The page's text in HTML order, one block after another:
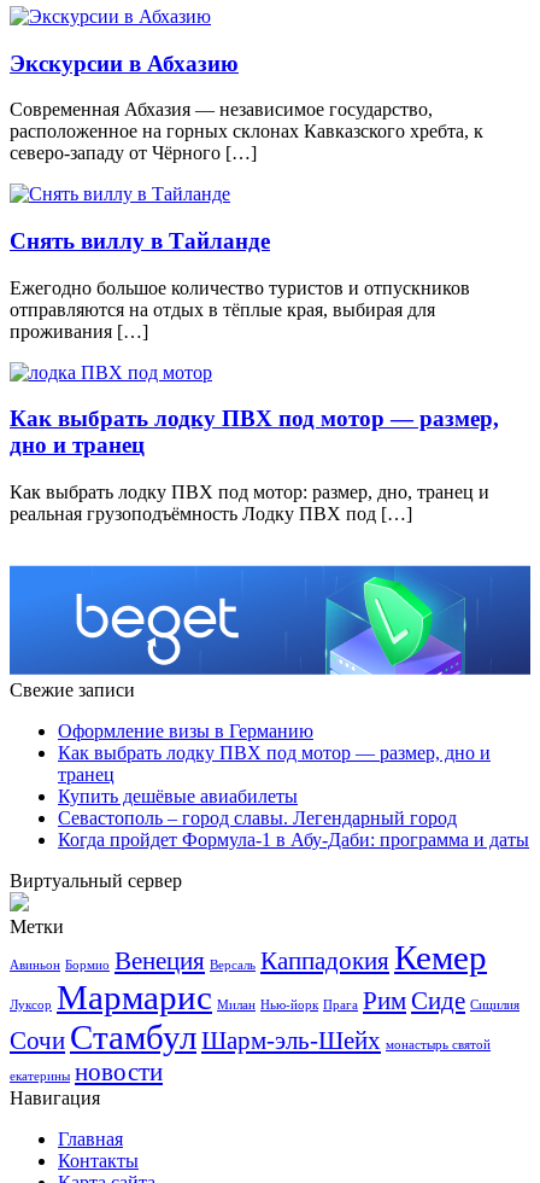
Экскурсии в Абхазию
Современная Абхазия — независимое государство,
расположенное на горных склонах Кавказского хребта, к
северо-западу от Чёрного […]
Снять виллу в Тайланде
Ежегодно большое количество туристов и отпускников
отправляются на отдых в тёплые края, выбирая для
проживания […]
Как выбрать лодку ПВХ под мотор — размер,
дно и транец
Как выбрать лодку ПВХ под мотор: размер, дно, транец и
реальная грузоподъёмность Лодку ПВХ под […]
Свежие записи
Оформление визы в Германию
Как выбрать лодку ПВХ под мотор — размер, дно и
транец
Купить дешёвые авиабилеты
Севастополь – город славы. Легендарный город
Когда пройдет Формула-1 в Абу-Даби: программа и даты
Виртуальный сервер
Метки
Авиньон Бормио Венеция Версаль КаппадокияКемер
Луксор Мармарис Милан Нью-йорк Прага РимСиде Сицилия
Сочи СтамбулШарм-эль-Шейх монастырь святой
екатерины новости
Навигация
Главная
Контакты